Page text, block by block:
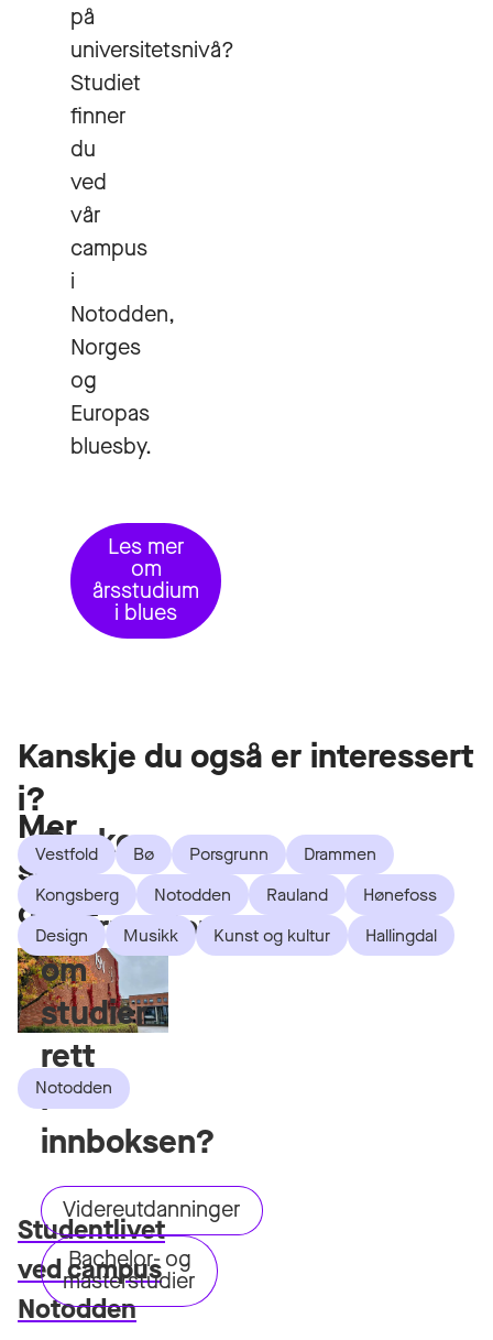
på
universitetsnivå?
Studiet
finner
du
ved
vår
campus
i
Notodden,
Norges
og
Europas
bluesby.
Les mer
om
årsstudium
i blues
Ønsker
du
informasjon
om
studier
rett
i
innboksen?
Videreutdanninger
Bachelor- og
masterstudier
Mer
som
dette
Notodden
Studentlivet
ved campus
Notodden
Kanskje du også er interessert
i?
Vestfold Bø Porsgrunn
Drammen
Kongsberg
Notodden Rauland
Hønefoss
Design
Musikk Kunst og kultur Hallingdal